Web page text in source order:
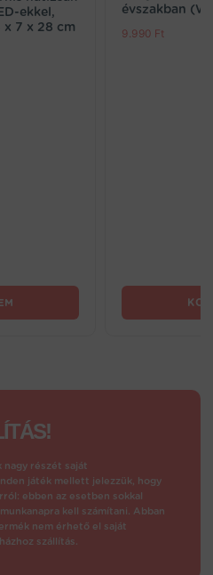
ekkel,
x 7 x 28 cm
évszakban
9.990 Ft
nagy részét saját
játék mellett jelezzük, hogy
ebben az esetben sokkal
kell számítani. Abban
nem érhető el saját
szállítás.